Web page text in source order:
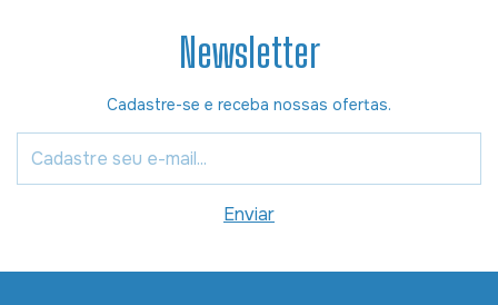
Newsletter
Cadastre-se e receba nossas ofertas.